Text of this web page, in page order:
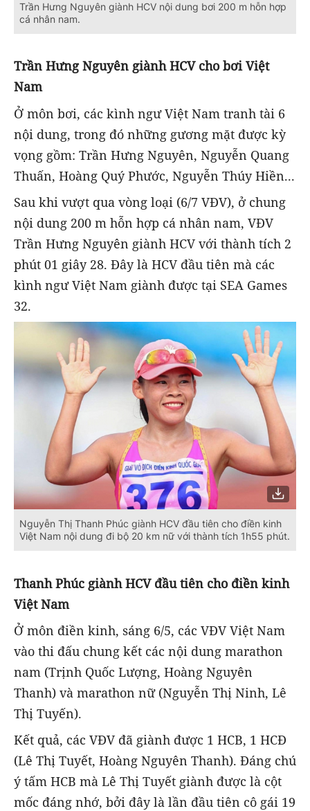
Trần Hưng Nguyên giành HCV nội dung bơi 200 m hỗn hợp
cá nhân nam.
Trần Hưng Nguyên giành HCV cho bơi Việt
Nam
Ở môn bơi, các kình ngư Việt Nam tranh tài 6
nội dung, trong đó những gương mặt được kỳ
vọng gồm: Trần Hưng Nguyên, Nguyễn Quang
Thuấn, Hoàng Quý Phước, Nguyễn Thúy Hiền...
Sau khi vượt qua vòng loại (6/7 VĐV), ở chung
nội dung 200 m hỗn hợp cá nhân nam, VĐV
Trần Hưng Nguyên giành HCV với thành tích 2
phút 01 giây 28. Đây là HCV đầu tiên mà các
kình ngư Việt Nam giành được tại SEA Games
32.
Nguyễn Thị Thanh Phúc giành HCV đầu tiên cho điền kinh
Việt Nam nội dung đi bộ 20 km nữ với thành tích 1h55 phút.
Thanh Phúc giành HCV đầu tiên cho điền kinh
Việt Nam
Ở môn điền kinh, sáng 6/5, các VĐV Việt Nam
vào thi đấu chung kết các nội dung marathon
nam (Trịnh Quốc Lượng, Hoàng Nguyên
Thanh) và marathon nữ (Nguyễn Thị Ninh, Lê
Thị Tuyến).
Kết quả, các VĐV đã giành được 1 HCB, 1 HCĐ
(Lê Thị Tuyết, Hoàng Nguyên Thanh). Đáng chú
ý tấm HCB mà Lê Thị Tuyết giành được là cột
mốc đáng nhớ, bởi đây là lần đầu tiên cô gái 19